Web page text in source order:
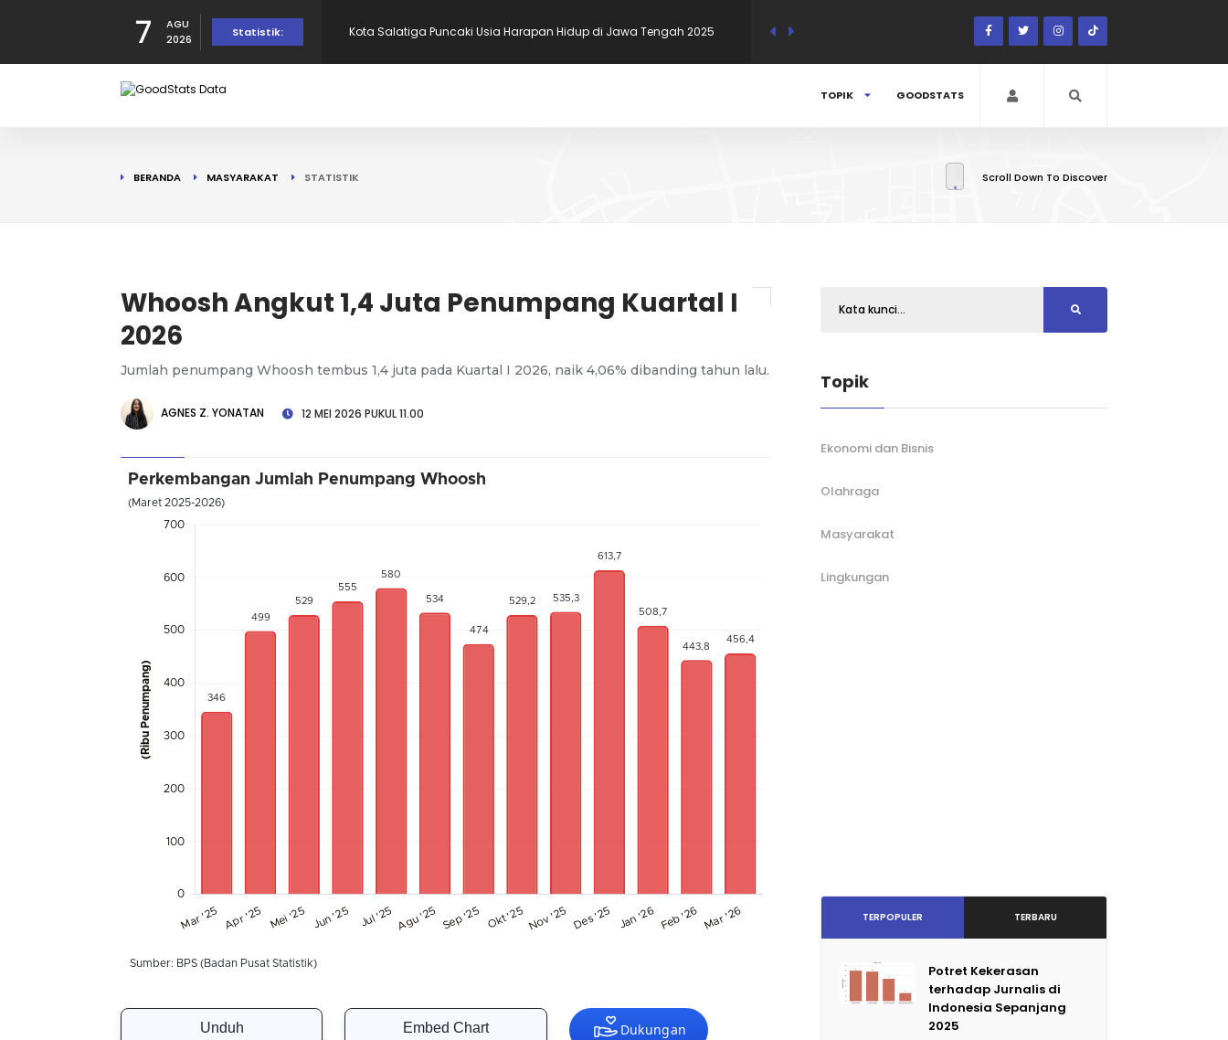
7
AGU
2026
Statistik:
Kota Salatiga Puncaki Usia Harapan Hidup di Jawa Tengah 2025
TOPIK GOODSTATS
BERANDA MASYARAKAT STATISTIK Scroll Down To Discover
Whoosh Angkut 1,4 Juta Penumpang Kuartal I
2026
Jumlah penumpang Whoosh tembus 1,4 juta pada Kuartal I 2026, naik 4,06% dibanding tahun lalu.
AGNES Z. YONATAN 12 MEI 2026 PUKUL 11.00
Perkembangan Jumlah Penumpang Whoosh
(Maret 2025-2026)
Unduh Embed Chart
Topik
Ekonomi dan Bisnis
Olahraga
Masyarakat
Lingkungan
TERPOPULER TERBARU
Potret Kekerasan
terhadap Jurnalis di
Indonesia Sepanjang
2025